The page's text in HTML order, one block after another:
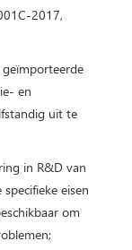
2017,
geïmporteerde
en
uit te
in R&D van
eisen
om